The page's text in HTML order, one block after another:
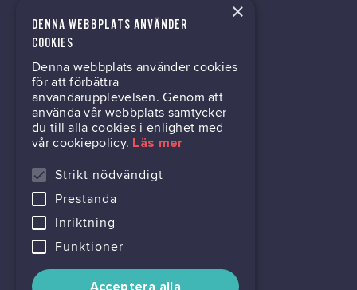
tech@hoy.se
031-63 64 80
Mölndalsvägen 30B
Box 24061
400 22 Göteborg
716444-6762
×
DENNA WEBBPLATS ANVÄNDER
COOKIES
Denna webbplats använder cookies
för att förbättra
användarupplevelsen. Genom att
använda vår webbplats samtycker
du till alla cookies i enlighet med
vår cookiepolicy. Läs mer
Strikt nödvändigt
Prestanda
Inriktning
Funktioner
Acceptera alla